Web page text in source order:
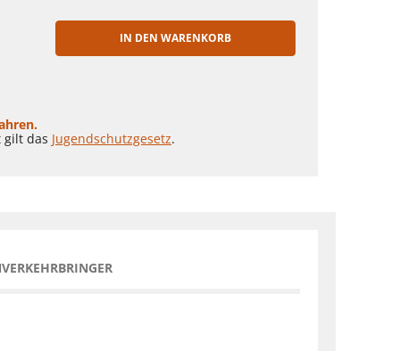
IN DEN WARENKORB
gilt das Jugendschutzgesetz.